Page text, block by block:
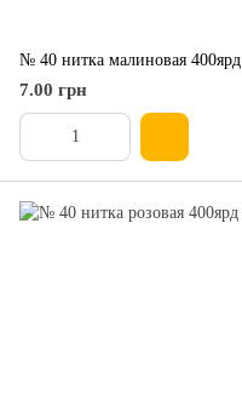
№ 40 нитка малиновая 400ярд
7.00 грн